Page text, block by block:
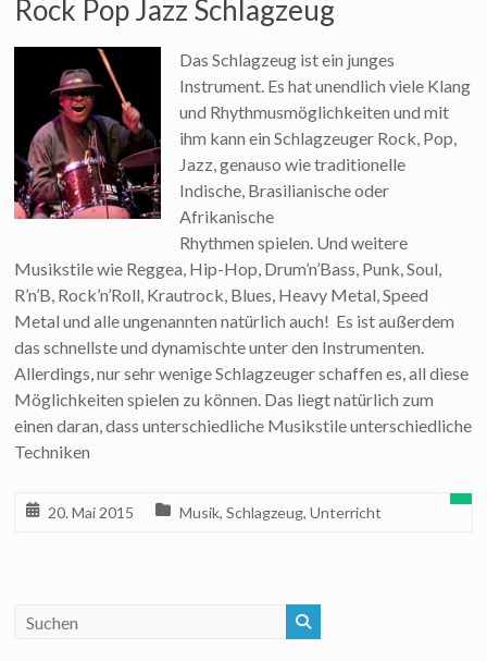
Rock Pop Jazz Schlagzeug
Das Schlagzeug ist ein junges
Instrument. Es hat unendlich viele Klang
und Rhythmusmöglichkeiten und mit
ihm kann ein Schlagzeuger Rock, Pop,
Jazz, genauso wie traditionelle
Indische, Brasilianische oder
Afrikanische
Rhythmen spielen. Und weitere
Musikstile wie Reggea, Hip-Hop, Drum’n’Bass, Punk, Soul,
R’n’B, Rock’n’Roll, Krautrock, Blues, Heavy Metal, Speed
Metal und alle ungenannten natürlich auch! Es ist außerdem
das schnellste und dynamischte unter den Instrumenten.
Allerdings, nur sehr wenige Schlagzeuger schaffen es, all diese
Möglichkeiten spielen zu können. Das liegt natürlich zum
einen daran, dass unterschiedliche Musikstile unterschiedliche
Techniken
20. Mai 2015 Musik,Schlagzeug,Unterricht